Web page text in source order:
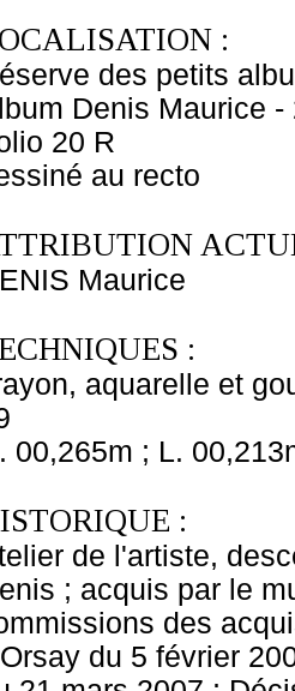
:
des petits
Denis Maurice -
20 R
au recto
Maurice
:
aquarelle et
00,265m ; L.
:
de l'artiste,
; acquis par le
des
du 5 février